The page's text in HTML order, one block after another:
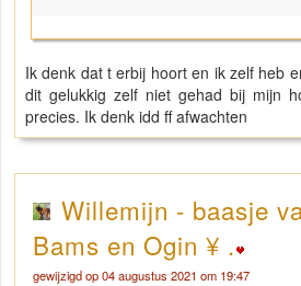
Ik denk dat t erbij hoort en ik zelf heb
dit gelukkig zelf niet gehad bij mijn
precies. Ik denk idd ff afwachten
Willemijn - baasje
Bams en Ogin ¥ .
gewijzigd op 04 augustus 2021 om 19:47